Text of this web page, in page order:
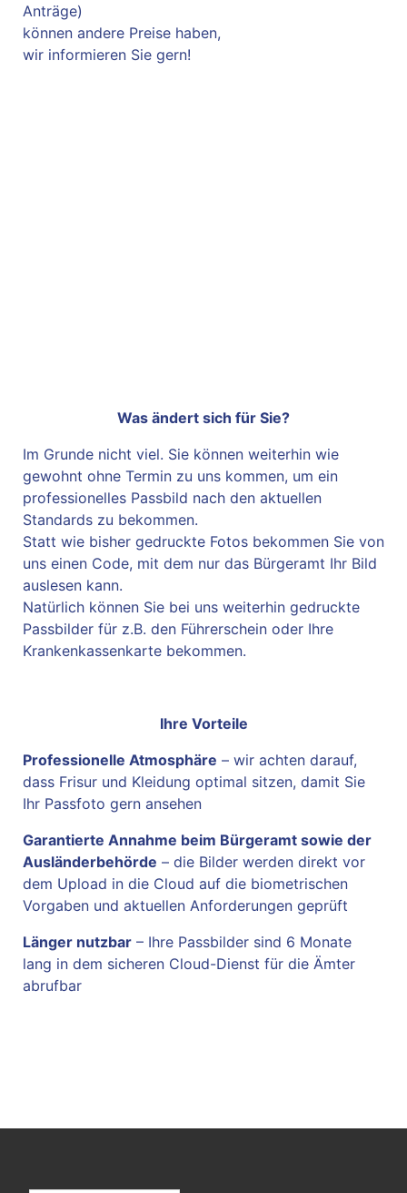
Anträge)
können andere Preise haben,
wir informieren Sie gern!
Was ändert sich für Sie?
Im Grunde nicht viel. Sie können weiterhin wie
gewohnt ohne Termin zu uns kommen, um ein
professionelles Passbild nach den aktuellen
Standards zu bekommen.
Statt wie bisher gedruckte Fotos bekommen Sie von
uns einen Code, mit dem nur das Bürgeramt Ihr Bild
auslesen kann.
Natürlich können Sie bei uns weiterhin gedruckte
Passbilder für z.B. den Führerschein oder Ihre
Krankenkassenkarte bekommen.
Ihre Vorteile
Professionelle Atmosphäre – wir achten darauf,
dass Frisur und Kleidung optimal sitzen, damit Sie
Ihr Passfoto gern ansehen
Garantierte Annahme beim Bürgeramt sowie der
Ausländerbehörde – die Bilder werden direkt vor
dem Upload in die Cloud auf die biometrischen
Vorgaben und aktuellen Anforderungen geprüft
Länger nutzbar – Ihre Passbilder sind 6 Monate
lang in dem sicheren Cloud-Dienst für die Ämter
abrufbar